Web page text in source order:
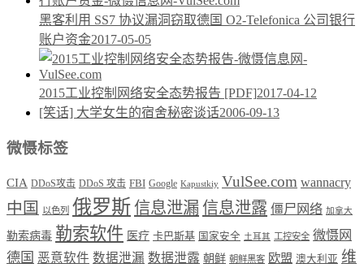
黑客利用 SS7 协议漏洞窃取德国 O2-Telefonica 公司银行
账户资金2017-05-05
2015工业控制网络安全态势报告 [PDF]2017-04-12
[笑话] 大学女生的宿舍秘密谈话2006-09-13
微慑标签
CIA DDoS攻击 DDoS 攻击 FBI Google Kapustkiy VulSee.com wannacry
中国 以色列 俄罗斯信息泄漏信息泄露 僵尸网络 加拿大
勒索病毒 勒索软件 医疗 卡巴斯基 国家安全 土耳其 工控安全 微慑网
德国 恶意软件 数据泄漏 数据泄露 朝鲜 朝鲜黑客 欧盟 澳大利亚 维